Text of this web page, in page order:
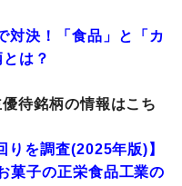
対決！「食品」と「カ
は？
待銘柄の情報はこち
りを調査(2025年版)】
菓子の正栄食品工業の